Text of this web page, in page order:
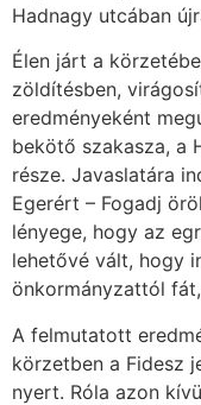
Hadnagy utcában
Élen járt a
zöldítésben,
eredményeként
bekötő szakasza, a
része. Javaslatára
Egerért – Fogadj
lényege, hogy az
lehetővé vált, hogy
önkormányzattól
A felmutatott
körzetben a Fidesz
nyert. Róla azon